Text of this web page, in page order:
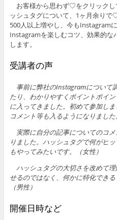
お客様から思わず♡をクリックし
ッシュタグについて、1ヶ月余り
500人以上増やし、今もInstagram
Instagramを楽しむコツ、効果的な
します。
受講者の声
事前に弊社のInstagramについて
たり、わかりやすくポイントポイ
に入ってきました。初めて参加し
コメント等も入るようになりました
実際に自分の記事についてのコ
りました。ハッシュタグで何がヒ
もやってみたいです。（女性）
ハッシュタグの大切さを改めて
せるのではなく、何かに特化でき
（男性）
開催日時など